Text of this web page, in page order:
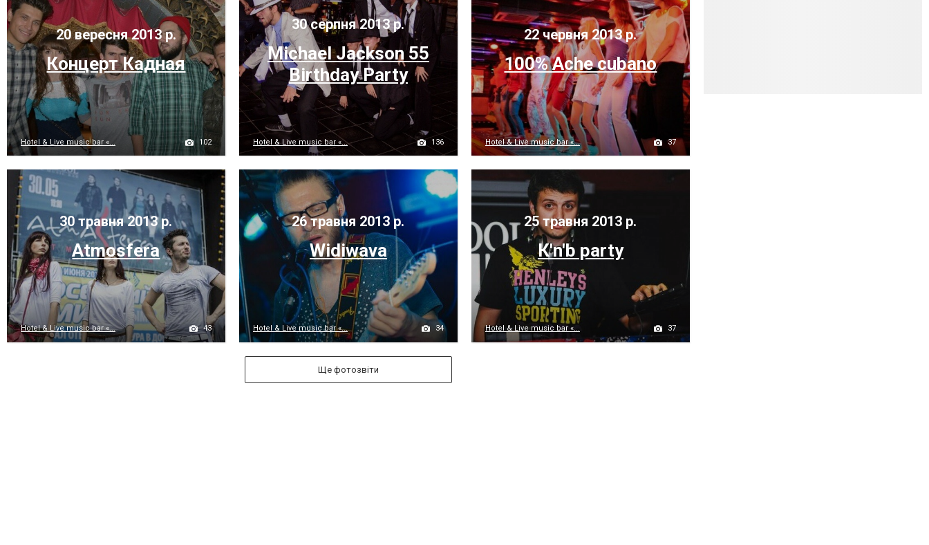
20 вересня 2013 р.
Концерт Кадная
Hotel & Live music bar «... 102
30 серпня 2013 р.
Michael Jackson 55
Birthday Party
Hotel & Live music bar «... 136
22 червня 2013 р.
100% Ache cubano
Hotel & Live music bar «... 37
30 травня 2013 р.
Atmosfera
Hotel & Live music bar «... 43
26 травня 2013 р.
Widiwava
Hotel & Live music bar «... 34
25 травня 2013 р.
К'n'b party
Hotel & Live music bar «... 37
Ще фотозвіти